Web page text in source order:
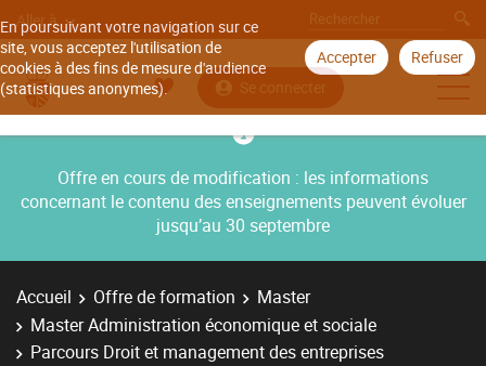
En poursuivant votre navigation sur ce
site, vous acceptez l'utilisation de
cookies à des fins de mesure d'audience
(statistiques anonymes).
Accepter Refuser
Aller à
Se connecter
Offre en cours de modification : les informations
concernant le contenu des enseignements peuvent évoluer
jusqu’au 30 septembre
Accueil Offre de formation
Master
Master Administration économique et sociale
Parcours Droit et management des entreprises